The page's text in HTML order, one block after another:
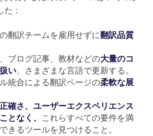
：
翻訳チームを雇用せずに翻訳品質
ブログ記事、教材などの大量のコ
い、さまざまな言語で更新する。
統合による翻訳ページの柔軟な展
確さ、ユーザーエクスペリエンス
となく、 これらすべての要件を満
きるツールを見つけること。